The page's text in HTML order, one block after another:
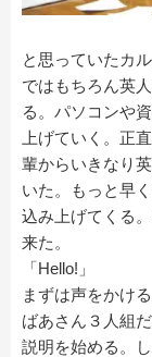
と思っていたカ
ではもちろん英
る。パソコンや
上げていく。正
輩からいきなり
いた。もっと早
込み上げてくる
来た。
「Hello!」
まずは声をかけ
ばあさん３人組
説明を始める。